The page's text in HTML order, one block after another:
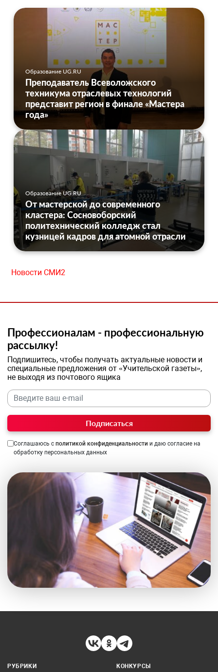
Образование UG.RU
Преподаватель Всеволожского
техникума отраслевых технологий
представит регион в финале «Мастера
года»
Образование UG.RU
От мастерской до современного
кластера: Сосновоборский
политехнический колледж стал
кузницей кадров для атомной отрасли
Новости СМИ2
Профессионалам - профессиональную
рассылку!
Подпишитесь, чтобы получать актуальные новости и
специальные предложения от «Учительской газеты»,
не выходя из почтового ящика
Подписаться
Соглашаюсь с политикой конфиденциальности и даю согласие на
обработку персональных данных
РУБРИКИ
КОНКУРСЫ